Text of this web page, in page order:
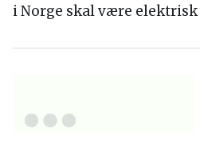
i Norge skal være elektrisk